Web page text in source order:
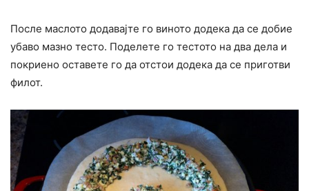
После маслото додавајте го виното додека да се добие
убаво мазно тесто. Поделете го тестото на два дела и
покриено оставете го да отстои додека да се приготви
филот.